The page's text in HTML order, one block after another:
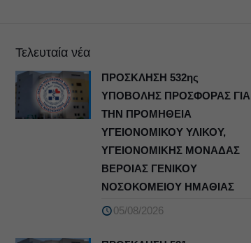
Τελευταία νέα
ΠΡΟΣΚΛΗΣΗ 532ης
ΥΠΟΒΟΛΗΣ ΠΡΟΣΦΟΡΑΣ ΓΙΑ
ΤΗΝ ΠΡΟΜΗΘΕΙΑ
ΥΓΕΙΟΝΟΜΙΚΟΥ ΥΛΙΚΟΥ,
ΥΓΕΙΟΝΟΜΙΚΗΣ ΜΟΝΑΔΑΣ
ΒΕΡΟΙΑΣ ΓΕΝΙΚΟΥ
ΝΟΣΟΚΟΜΕΙΟΥ ΗΜΑΘΙΑΣ
05/08/2026